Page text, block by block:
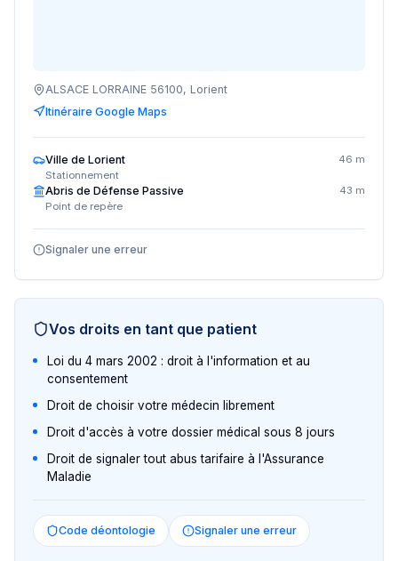
ALSACE LORRAINE 56100, Lorient
Itinéraire Google Maps
Ville de Lorient
Stationnement
46 m
Abris de Défense Passive
Point de repère
43 m
Signaler une erreur
Vos droits en tant que patient
Loi du 4 mars 2002 : droit à l'information et au
consentement
Droit de choisir votre médecin librement
Droit d'accès à votre dossier médical sous 8 jours
Droit de signaler tout abus tarifaire à l'Assurance
Maladie
Code déontologie Signaler une erreur